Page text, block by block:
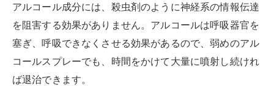
アルコール成分には、殺虫剤のように神経系の情報伝達
を阻害する効果がありません。アルコールは呼吸器官を
塞ぎ、呼吸できなくさせる効果があるので、弱めのアル
コールスプレーでも、時間をかけて大量に噴射し続けれ
ば退治できます。